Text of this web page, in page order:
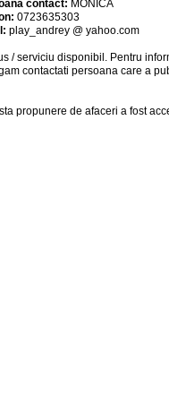
contact: MONICA
0723635303
play_andrey @ yahoo.com
/ serviciu disponibil . Pentru
contactati persoana care a
propunere de afaceri a fost